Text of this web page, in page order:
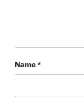
Name*